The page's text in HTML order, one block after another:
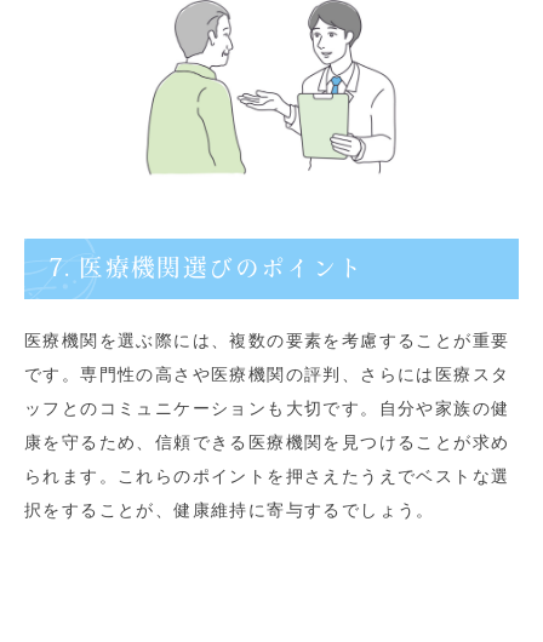
7. 医療機関選びのポイント
医療機関を選ぶ際には、複数の要素を考慮することが重要
です。専門性の高さや医療機関の評判、さらには医療スタ
ッフとのコミュニケーションも大切です。自分や家族の健
康を守るため、信頼できる医療機関を見つけることが求め
られます。これらのポイントを押さえたうえでベストな選
択をすることが、健康維持に寄与するでしょう。